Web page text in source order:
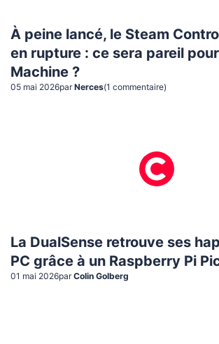
À peine lancé, le Steam
en rupture : ce sera pareil
Machine ?
05 mai 2026par Nerces(1 commentaire)
La DualSense retrouve ses
PC grâce à un Raspberry Pi
01 mai 2026par Colin Golberg